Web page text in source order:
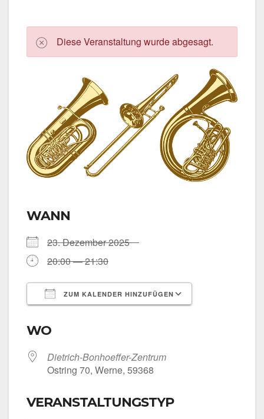
Die­se Ver­an­stal­tung wur­de abge­sagt.
WANN
23. Dezem­ber 2025
20:00 — 21:30
ZUM KALENDER HINZUFÜGEN
WO
Dietrich-Bonhoeffer-Zentrum
Ost­ring 70, Wer­ne, 59368
VERANSTALTUNGSTYP